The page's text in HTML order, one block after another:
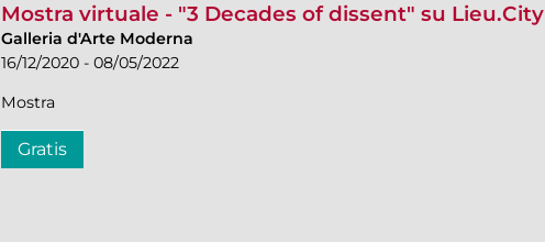
Mostra virtuale - "3 Decades of dissent" su Lieu.City
Galleria d'Arte Moderna
16/12/2020 - 08/05/2022
Mostra
Gratis